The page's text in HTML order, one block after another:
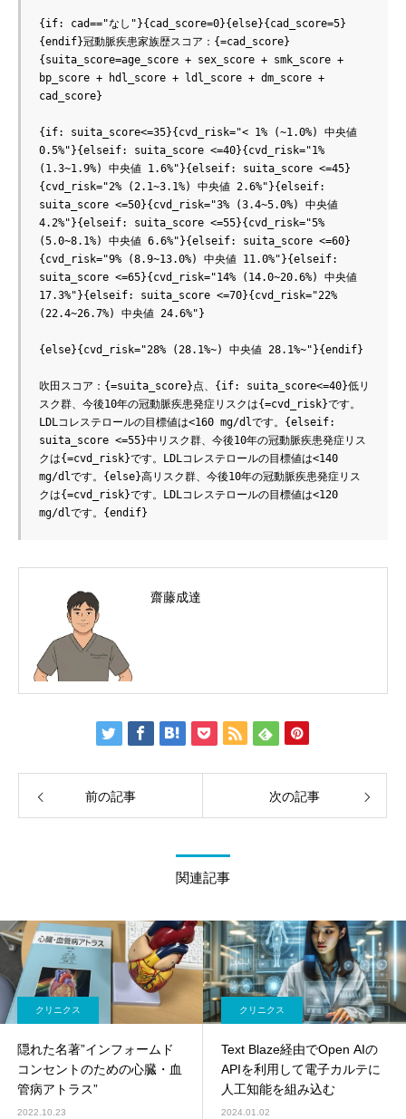
{if: cad=="なし"}{cad_score=0}{else}{cad_score=5}
{endif}冠動脈疾患家族歴スコア：{=cad_score}
{suita_score=age_score + sex_score + smk_score +
bp_score + hdl_score + ldl_score + dm_score +
cad_score}
{if: suita_score<=35}{cvd_risk="< 1% (~1.0%) 中央値
0.5%"}{elseif: suita_score <=40}{cvd_risk="1%
(1.3~1.9%) 中央値 1.6%"}{elseif: suita_score <=45}
{cvd_risk="2% (2.1~3.1%) 中央値 2.6%"}{elseif:
suita_score <=50}{cvd_risk="3% (3.4~5.0%) 中央値
4.2%"}{elseif: suita_score <=55}{cvd_risk="5%
(5.0~8.1%) 中央値 6.6%"}{elseif: suita_score <=60}
{cvd_risk="9% (8.9~13.0%) 中央値 11.0%"}{elseif:
suita_score <=65}{cvd_risk="14% (14.0~20.6%) 中央値
17.3%"}{elseif: suita_score <=70}{cvd_risk="22%
(22.4~26.7%) 中央値 24.6%"}
{else}{cvd_risk="28% (28.1%~) 中央値 28.1%~"}{endif}
吹田スコア：{=suita_score}点、{if: suita_score<=40}低リ
スク群、今後10年の冠動脈疾患発症リスクは{=cvd_risk}です。
LDLコレステロールの目標値は<160 mg/dlです。{elseif:
suita_score <=55}中リスク群、今後10年の冠動脈疾患発症リス
クは{=cvd_risk}です。LDLコレステロールの目標値は<140
mg/dlです。{else}高リスク群、今後10年の冠動脈疾患発症リス
クは{=cvd_risk}です。LDLコレステロールの目標値は<120
mg/dlです。{endif}
齋藤成達
前の記事 次の記事
関連記事
クリニクス
隠れた名著”インフォームド
コンセントのための心臓・血
管病アトラス”
2022.10.23
クリニクス
Text Blaze経由でOpen AIの
APIを利用して電子カルテに
人工知能を組み込む
2024.01.02